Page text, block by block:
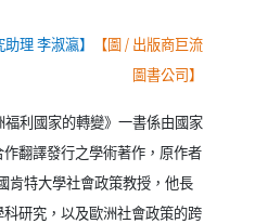
理 李淑瀛】 【圖/ 出版商巨流
圖書公司】
福利國家的轉變》一書係由國家
翻譯發行之學術著作，原作者
肯特大學社會政策教授，他長
研究，以及歐洲社會政策的跨